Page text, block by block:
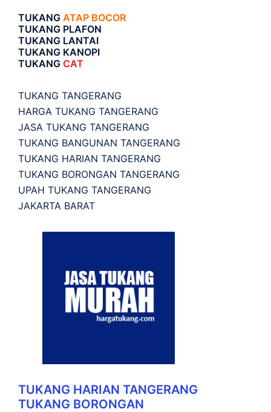
TUKANG ATAP BOCOR
TUKANG PLAFON
TUKANG LANTAI
TUKANG KANOPI
TUKANG CAT
TUKANG TANGERANG
HARGA TUKANG TANGERANG
JASA TUKANG TANGERANG
TUKANG BANGUNAN TANGERANG
TUKANG HARIAN TANGERANG
TUKANG BORONGAN TANGERANG
UPAH TUKANG TANGERANG
JAKARTA BARAT
TUKANG HARIAN TANGERANG
TUKANG BORONGAN